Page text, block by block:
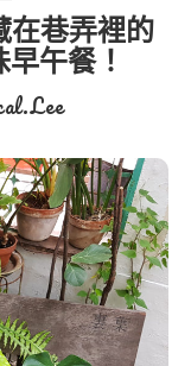
在巷弄裡的
午餐！